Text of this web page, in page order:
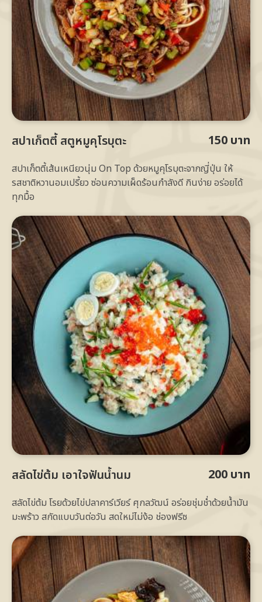
สปาเก็ตตี้ สตูหมูคุโรบุตะ 150 บาท
สปาเก็ตตี้เส้นเหนียวนุ่ม On Top ด้วยหมูคุโรบุตะจากญี่ปุ่น ให้
รสชาติหวานอมเปรี้ยว ซ่อนความเผ็ดร้อนกำลังดี กินง่าย อร่อยได้
ทุกมื้อ
สลัดไข่ต้ม เอาใจฟันน้ำนม 200 บาท
สลัดไข่ต้ม โรยด้วยไข่ปลาคาร์เวียร์ ศุกลวัฒน์ อร่อยชุ่มช่ำด้วยน้ำมัน
มะพร้าว สกัดแบบวันต่อวัน สดใหม่ไม่ง้อ ช่องฟรีซ